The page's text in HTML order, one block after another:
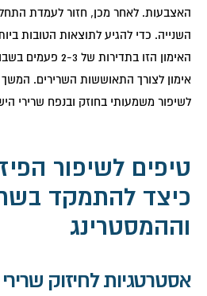
האצבעות. לאחר מכן, חזור לעמדת
השנייה. כדי להגיע לתוצאות הטובות
האימון הזו
אימון לצורך התאוששות השרירים. המשך
לשיפור משמעותי בחוזק ובנפח שרירי
טיפים לשיפור
כיצד להתמקד
וההמסטרינג
אסטרטגיות לחיזוק